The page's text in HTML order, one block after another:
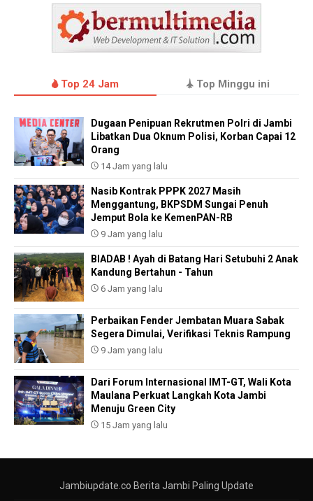
Top 24 Jam Top Minggu ini
Dugaan Penipuan Rekrutmen Polri di Jambi
Libatkan Dua Oknum Polisi, Korban Capai 12
Orang
14 Jam yang lalu
Nasib Kontrak PPPK 2027 Masih
Menggantung, BKPSDM Sungai Penuh
Jemput Bola ke KemenPAN-RB
9 Jam yang lalu
BIADAB ! Ayah di Batang Hari Setubuhi 2 Anak
Kandung Bertahun - Tahun
6 Jam yang lalu
Perbaikan Fender Jembatan Muara Sabak
Segera Dimulai, Verifikasi Teknis Rampung
9 Jam yang lalu
Dari Forum Internasional IMT-GT, Wali Kota
Maulana Perkuat Langkah Kota Jambi
Menuju Green City
15 Jam yang lalu
Jambiupdate.co Berita Jambi Paling Update